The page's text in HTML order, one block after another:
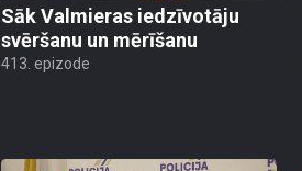
Sāk Valmieras iedzīvotāju
svēršanu un mērīšanu
413. epizode